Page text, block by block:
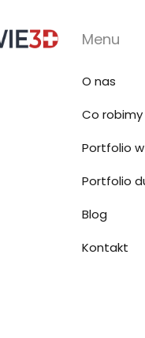
Menu
O nas
Co robimy
Portfolio
Portfolio
Blog
Kontakt